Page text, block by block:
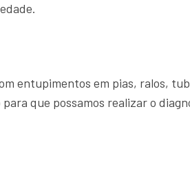
entupimentos em pias, ralos,
que possamos realizar o